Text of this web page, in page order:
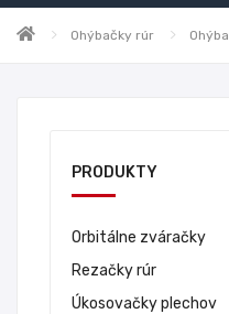
Ohýbačky rúr
PRODUKTY
Orbitálne zváračky
Rezačky rúr
Úkosovačky plechov